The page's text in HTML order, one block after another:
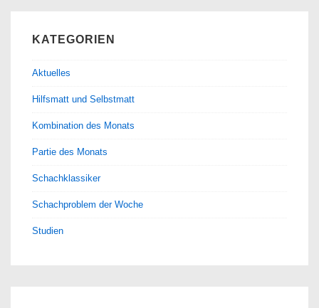
KATEGORIEN
Aktuelles
Hilfsmatt und Selbstmatt
Kombination des Monats
Partie des Monats
Schachklassiker
Schachproblem der Woche
Studien